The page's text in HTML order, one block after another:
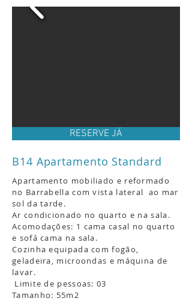
RESERVE JÁ
B14 Apartamento Standard
Apartamento mobiliado e reformado
no Barrabella com vista lateral ao mar
sol da tarde.
Ar condicionado no quarto e na sala.
Acomodações: 1 cama casal no quarto
e sofá cama na sala.
Cozinha equipada com fogão,
geladeira, microondas e máquina de
lavar.
Limite de pessoas: 03
Tamanho: 55m2